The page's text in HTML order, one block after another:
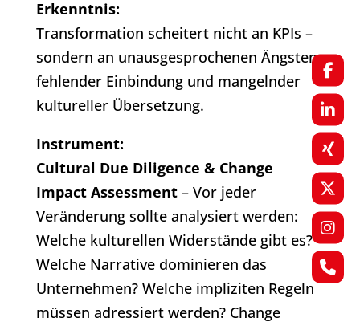
Erkenntnis:
Transformation scheitert nicht an KPIs –
sondern an unausgesprochenen Ängsten,
fehlender Einbindung und mangelnder
kultureller Übersetzung.
Instrument:
Cultural Due Diligence & Change
Impact Assessment– Vor jeder
Veränderung sollte analysiert werden:
Welche kulturellen Widerstände gibt es?
Welche Narrative dominieren das
Unternehmen? Welche impliziten Regeln
müssen adressiert werden? Change